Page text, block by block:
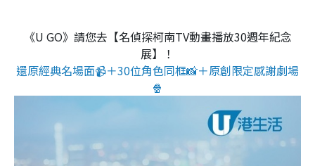
《U GO》請您去【名偵探柯南TV動畫播放30週年紀念
展】！
還原經典名場面📹＋30位角色同框📸＋原創限定感謝劇場
🍿